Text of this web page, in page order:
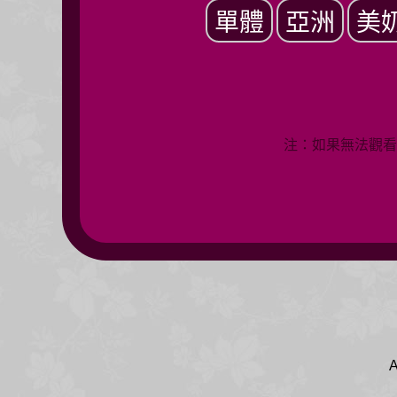
單體 亞洲 美
注：如果無法觀